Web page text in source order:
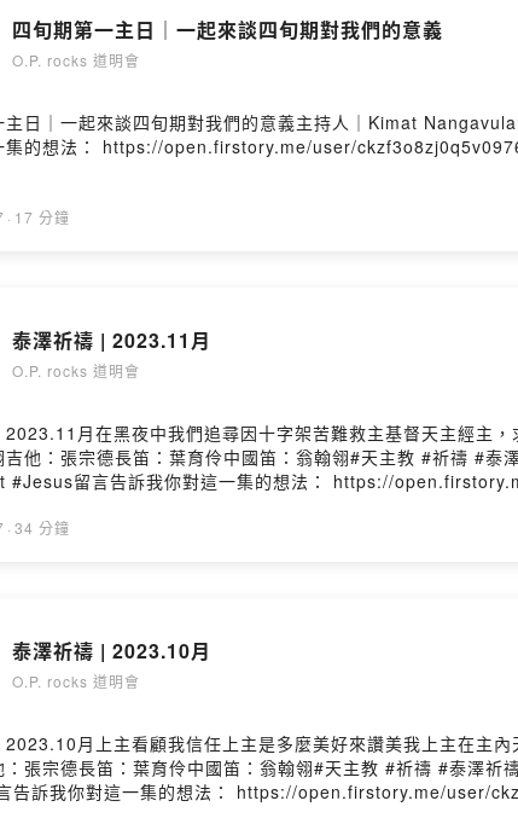
四旬期第一主日｜一起來談四旬期對我們的意義
O.P. rocks 道明會
主日｜一起來談四旬期對我們的意義主持人｜Kimat
集的想法： https://open.firstory.me/user/
· 17 分鐘
泰澤祈禱 | 2023.11月
O.P. rocks 道明會
月在黑夜中我們追尋因十字架苦難救主基督天主經主
吉他：張宗德長笛：葉育伶中國笛：翁翰翎#天主教 #祈禱 #
#Jesus留言告訴我你對這一集的想法： https://
· 34 分鐘
泰澤祈禱 | 2023.10月
O.P. rocks 道明會
月上主看顧我信任上主是多麼美好來讚美我上主在主
：張宗德長笛：葉育伶中國笛：翁翰翎#天主教 #祈禱 #泰
告訴我你對這一集的想法： https://open.firstory.me/user/